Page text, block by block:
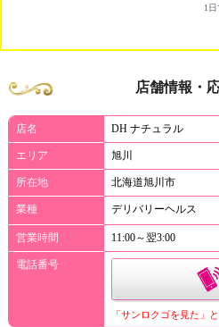
店舗情報・
店名 DH ナチュラル
エリア 旭川
所在地 北海道旭川市
業種 デリバリーヘルス
営業時間 11:00～翌3:00
電話番号
「サンロクゴを見た」